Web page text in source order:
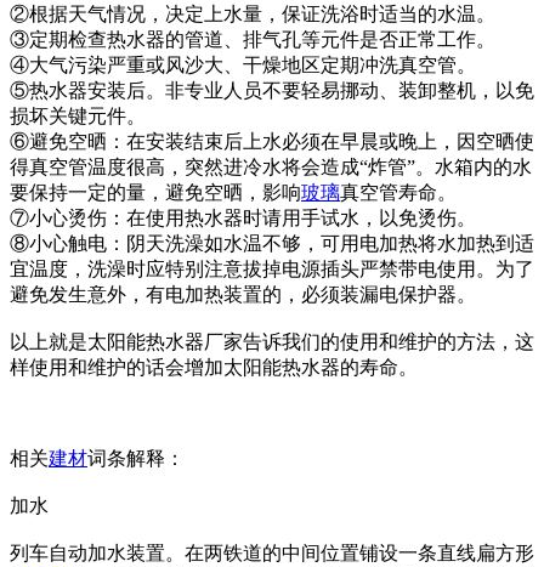
②根据天气情况，决定上水量，保证洗浴时适当的水温。
③定期检查热水器的管道、排气孔等元件是否正常工作。
④大气污染严重或风沙大、干燥地区定期冲洗真空管。
⑤热水器安装后。非专业人员不要轻易挪动、装卸整机，以免
损坏关键元件。
⑥避免空晒：在安装结束后上水必须在早晨或晚上，因空晒使
得真空管温度很高，突然进冷水将会造成“炸管”。水箱内的水
要保持一定的量，避免空晒，影响玻璃真空管寿命。
⑦小心烫伤：在使用热水器时请用手试水，以免烫伤。
⑧小心触电：阴天洗澡如水温不够，可用电加热将水加热到适
宜温度，洗澡时应特别注意拔掉电源插头严禁带电使用。为了
避免发生意外，有电加热装置的，必须装漏电保护器。
以上就是太阳能热水器厂家告诉我们的使用和维护的方法，这
样使用和维护的话会增加太阳能热水器的寿命。
相关建材词条解释：
加水
列车自动加水装置。在两铁道的中间位置铺设一条直线扁方形